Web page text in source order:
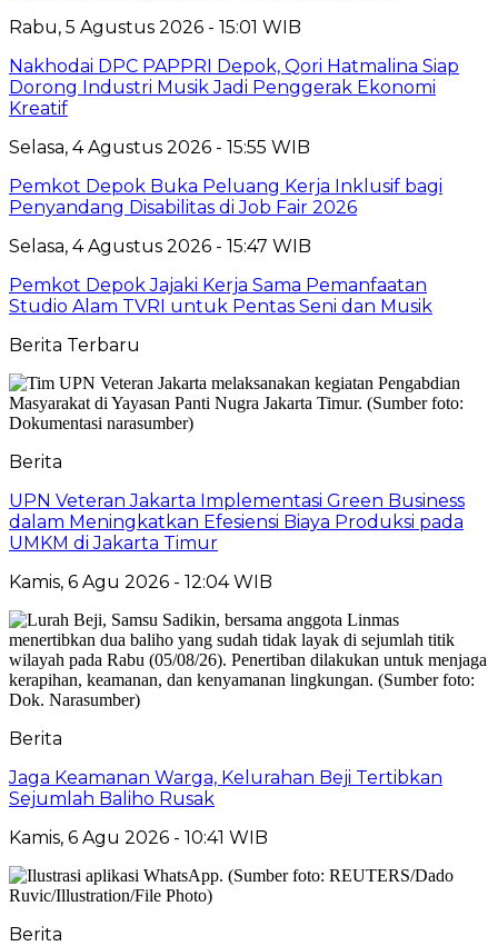
Rabu, 5 Agustus 2026 - 15:01 WIB
Nakhodai DPC PAPPRI Depok, Qori Hatmalina Siap
Dorong Industri Musik Jadi Penggerak Ekonomi
Kreatif
Selasa, 4 Agustus 2026 - 15:55 WIB
Pemkot Depok Buka Peluang Kerja Inklusif bagi
Penyandang Disabilitas di Job Fair 2026
Selasa, 4 Agustus 2026 - 15:47 WIB
Pemkot Depok Jajaki Kerja Sama Pemanfaatan
Studio Alam TVRI untuk Pentas Seni dan Musik
Berita Terbaru
Berita
UPN Veteran Jakarta Implementasi Green Business
dalam Meningkatkan Efesiensi Biaya Produksi pada
UMKM di Jakarta Timur
Kamis, 6 Agu 2026 - 12:04 WIB
Berita
Jaga Keamanan Warga, Kelurahan Beji Tertibkan
Sejumlah Baliho Rusak
Kamis, 6 Agu 2026 - 10:41 WIB
Berita